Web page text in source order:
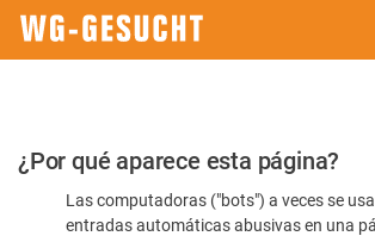
Por
favor,
confirme
¿Por qué aparece esta página?
Las computadoras ("bots") a veces se
entradas automáticas abusivas en una